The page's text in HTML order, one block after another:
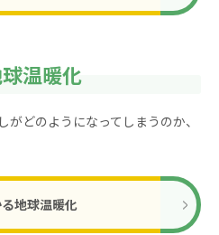
温暖化
どのようになってしまうのか、
地球温暖化